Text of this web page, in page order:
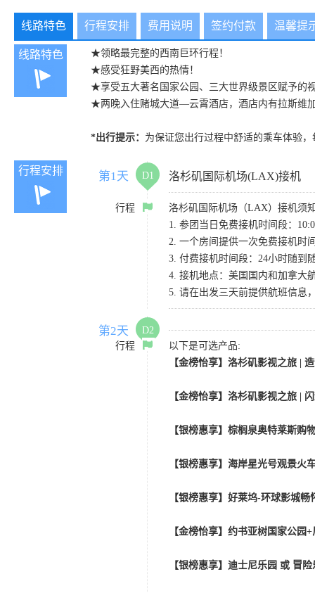
线路特色 行程安排 费用说明 签约付款 温馨提
线路特色
★领略最完整的西南巨环行程！
★感受狂野美西的热情！
★享受五大著名国家公园、三大世界级景区赋予的
★两晚入住赌城大道—云霄酒店，酒店内有拉斯维
*出行提示： 为保证您出行过程中舒适的乘车体验
行程安排 第1天 D1 洛杉矶国际机场(LAX)接机
行程
洛杉矶国际机场（LAX）接机须
1. 参团当日免费接机时间段：
2. 一个房间提供一次免费接机时
3. 付费接机时间段：24小时随到
4. 接机地点：美国国内和加拿大
5. 请在出发三天前提供航班信息
第2天
D2
行程
以下是可选产品:
【金榜怡享】洛杉矶影视之旅 |
【金榜怡享】洛杉矶影视之旅 |
【银榜惠享】棕榈泉奥特莱斯购
【银榜惠享】海岸星光号观景火
【银榜惠享】好莱坞-环球影城
【金榜怡享】约书亚树国家公园
【银榜惠享】迪士尼乐园 或 冒